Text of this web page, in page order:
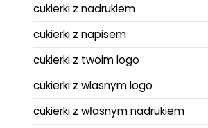
cukierki z nadrukiem
cukierki z napisem
cukierki z twoim logo
cukierki z wlasnym logo
cukierki z własnym nadrukiem